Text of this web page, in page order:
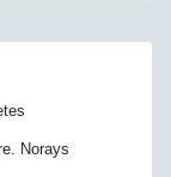
Norays